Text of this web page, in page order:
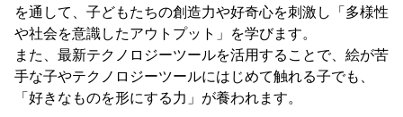
を通して、子どもたちの創造力や好奇心を刺激し「多様性
や社会を意識したアウトプット」を学びます。
また、最新テクノロジーツールを活用することで、絵が苦
手な子やテクノロジーツールにはじめて触れる子でも、
「好きなものを形にする力」が養われます。